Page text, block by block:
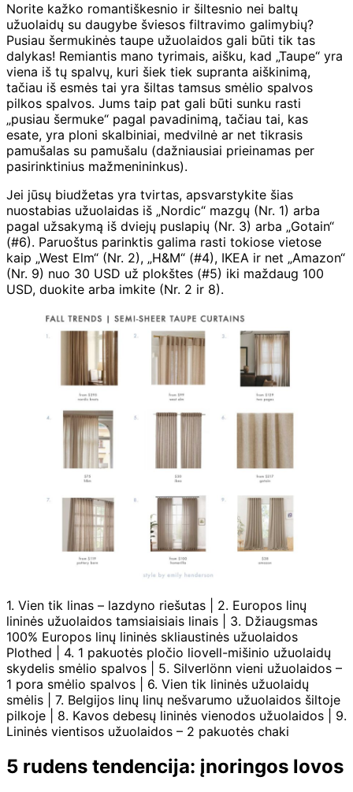
Norite kažko romantiškesnio ir šiltesnio nei baltų
užuolaidų su daugybe šviesos filtravimo galimybių?
Pusiau šermukinės taupe užuolaidos gali būti tik tas
dalykas! Remiantis mano tyrimais, aišku, kad „Taupe“ yra
viena iš tų spalvų, kuri šiek tiek supranta aiškinimą,
tačiau iš esmės tai yra šiltas tamsus smėlio spalvos
pilkos spalvos. Jums taip pat gali būti sunku rasti
„pusiau šermuke“ pagal pavadinimą, tačiau tai, kas
esate, yra ploni skalbiniai, medvilnė ar net tikrasis
pamušalas su pamušalu (dažniausiai prieinamas per
pasirinktinius mažmenininkus).
Jei jūsų biudžetas yra tvirtas, apsvarstykite šias
nuostabias užuolaidas iš „Nordic“ mazgų (Nr. 1) arba
pagal užsakymą iš dviejų puslapių (Nr. 3) arba „Gotain“
(#6). Paruoštus parinktis galima rasti tokiose vietose
kaip „West Elm“ (Nr. 2), „H&M“ (#4), IKEA ir net „Amazon“
(Nr. 9) nuo 30 USD už plokštes (#5) iki maždaug 100
USD, duokite arba imkite (Nr. 2 ir 8).
1. Vien tik linas – lazdyno riešutas | 2. Europos linų
lininės užuolaidos tamsiaisiais linais | 3. Džiaugsmas
100% Europos linų lininės skliaustinės užuolaidos
Plothed | 4. 1 pakuotės pločio liovell-mišinio užuolaidų
skydelis smėlio spalvos | 5. Silverlönn vieni užuolaidos –
1 pora smėlio spalvos | 6. Vien tik lininės užuolaidų
smėlis | 7. Belgijos linų linų nešvarumo užuolaidos šiltoje
pilkoje | 8. Kavos debesų lininės vienodos užuolaidos | 9.
Lininės vientisos užuolaidos – 2 pakuotės chaki
5 rudens tendencija: įnoringos lovos